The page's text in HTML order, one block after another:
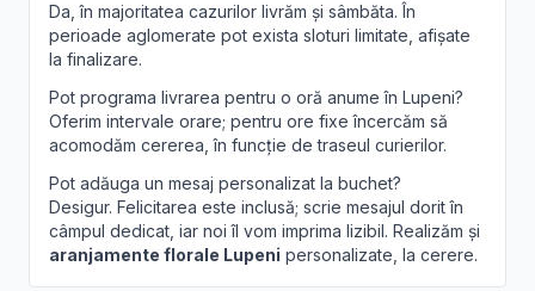
Da, în majoritatea cazurilor livrăm și sâmbăta. În
perioade aglomerate pot exista sloturi limitate, afișate
la finalizare.
Pot programa livrarea pentru o oră anume în Lupeni?
Oferim intervale orare; pentru ore fixe încercăm să
acomodăm cererea, în funcție de traseul curierilor.
Pot adăuga un mesaj personalizat la buchet?
Desigur. Felicitarea este inclusă; scrie mesajul dorit în
câmpul dedicat, iar noi îl vom imprima lizibil. Realizăm și
aranjamente florale Lupeni personalizate, la cerere.